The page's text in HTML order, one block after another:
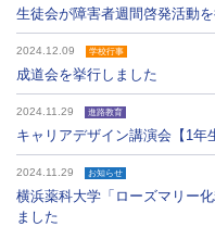
生徒会が障害者週間啓発活動
2024.12.09 学校行事
成道会を挙行しました
2024.11.29 進路教育
キャリアデザイン講演会【1年
2024.11.29 お知らせ
横浜薬科大学「ローズマリー
ました